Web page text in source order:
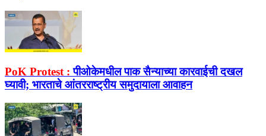
PoK Protest : पीओकेमधील पाक सैन्याच्या कारवाईची दखल
घ्यावी; भारताचे आंतरराष्ट्रीय समुदायाला आवाहन